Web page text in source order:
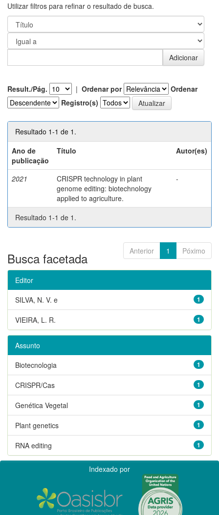
Utilizar filtros para refinar o resultado de busca.
Result./Pág. | Ordenar por
Ordenar
Registro(s)
Resultado 1-1 de 1.
Ano de
publicação
Título Autor(es)
2021
CRISPR technology in plant
genome editing: biotechnology
applied to agriculture.
-
Resultado 1-1 de 1.
Anterior 1 Póximo
Busca facetada
Editor
1
SILVA, N. V. e
1
VIEIRA, L. R.
Assunto
1
Biotecnologia
1
CRISPR/Cas
1
Genética Vegetal
1
Plant genetics
1
RNA editing
Indexado por